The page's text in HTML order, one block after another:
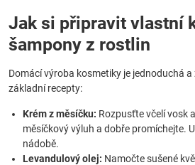
Jak si připravit vlastní
šampony z rostlin
Domácí výroba kosmetiky je jednoduchá
základní recepty:
Krém z měsíčku: Rozpusťte včelí vosk
měsíčkový výluh a dobře promíchejte.
nádobě.
Levandulový olej: Namočte sušené